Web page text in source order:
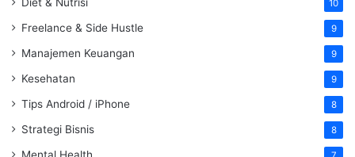
Diet & Nutrisi 10
Freelance & Side Hustle 9
Manajemen Keuangan 9
Kesehatan 9
Tips Android / iPhone 8
Strategi Bisnis 8